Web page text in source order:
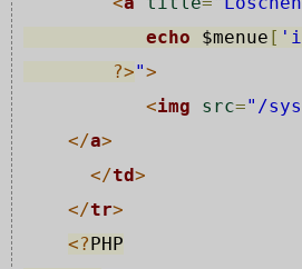
echo
$menue [
?>">
<img src="/
</a>
</td>
</tr>
<?PHP